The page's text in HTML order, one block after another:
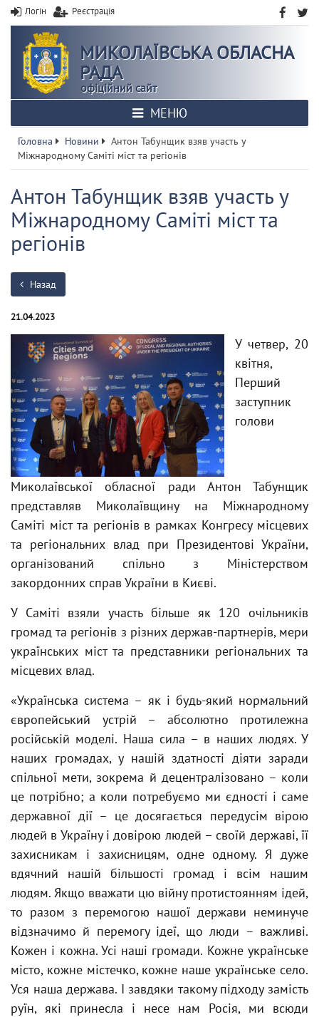
Логін Реєстрація
МИКОЛАЇВСЬКА ОБЛАСНА
РАДА
офіційний сайт
МЕНЮ
Головна Новини
Антон Табунщик взяв участь у
Міжнародному Саміті міст та регіонів
Антон Табунщик взяв участь у
Міжнародному Саміті міст та
регіонів
Назад
21.04.2023
У четвер, 20
квітня,
Перший
заступник
голови
Миколаївської обласної ради Антон Табунщик
представляв Миколаївщину на Міжнародному
Саміті міст та регіонів в рамках Конгресу місцевих
та регіональних влад при Президентові України,
організований спільно з Міністерством
закордонних справ України в Києві.
У Саміті взяли участь більше як 120 очільників
громад та регіонів з різних держав-партнерів, мери
українських міст та представники регіональних та
місцевих влад.
«Українська система – як і будь-який нормальний
європейський устрій – абсолютно протилежна
російській моделі. Наша сила – в наших людях. У
наших громадах, у нашій здатності діяти заради
спільної мети, зокрема й децентралізовано – коли
це потрібно; а коли потребуємо ми єдності і саме
державної дії – це досягається передусім вірою
людей в Україну і довірою людей – своїй державі, її
захисникам і захисницям, одне одному. Я дуже
вдячний нашій більшості громад і всім нашим
людям. Якщо вважати цю війну протистоянням ідей,
то разом з перемогою нашої держави неминуче
відзначимо й перемогу ідеї, що люди – важливі.
Кожен і кожна. Усі наші громади. Кожне українське
місто, кожне містечко, кожне наше українське село.
Уся наша держава. І завдяки такому підходу замість
руїн, які принесла і несе нам Росія, ми всюди